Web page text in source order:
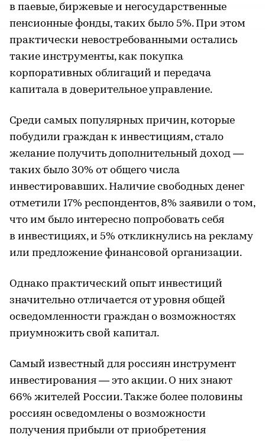
в паевые, биржевые и негосударственные
пенсионные фонды, таких было 5%. При этом
практически невостребованными остались
такие инструменты, как покупка
корпоративных облигаций и передача
капитала в доверительное управление.
Среди самых популярных причин, которые
побудили граждан к инвестициям, стало
желание получить дополнительный доход —
таких было 30% от общего числа
инвестировавших. Наличие свободных денег
отметили 17% респондентов, 8% заявили о том,
что им было интересно попробовать себя
в инвестициях, и 5% откликнулись на рекламу
или предложение финансовой организации.
Однако практический опыт инвестиций
значительно отличается от уровня общей
осведомленности граждан о возможностях
приумножить свой капитал.
Самый известный для россиян инструмент
инвестирования — это акции. О них знают
66% жителей России. Также более половины
россиян осведомлены о возможности
получения прибыли от приобретения